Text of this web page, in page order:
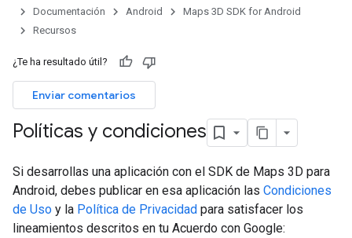
Documentación
Android
Maps 3D SDK for Android
Recursos
¿Te ha resultado útil?
Enviar comentarios
Políticas y condiciones
Si desarrollas una aplicación con el SDK de Maps 3D para
Android, debes publicar en esa aplicación las Condiciones
de Uso y la Política de Privacidad para satisfacer los
lineamientos descritos en tu Acuerdo con Google: